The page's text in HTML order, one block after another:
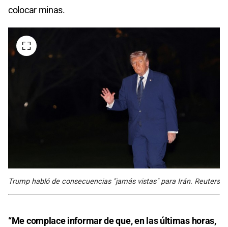
colocar minas.
Trump habló de consecuencias "jamás vistas" para Irán. Reuters
“Me complace informar de que, en las últimas horas,